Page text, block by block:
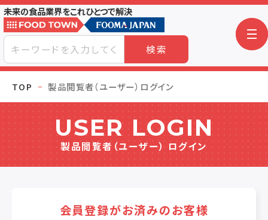
未来の食品業界をこれひとつで解決
検索
TOP 製品閲覧者（ユーザー）ログイン
USER LOGIN
製品閲覧者（ユーザー） ログイン
会員登録がお済みのお客様